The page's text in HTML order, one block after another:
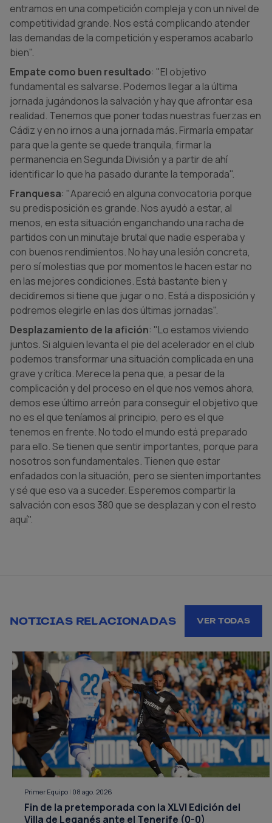
entramos en una competición compleja y con un nivel de
competitividad grande. Nos está complicando atender
las demandas de la competición y esperamos acabarlo
bien".
Empate como buen resultado: "El objetivo
fundamental es salvarse. Podemos llegar a la última
jornada jugándonos la salvación y hay que afrontar esa
realidad. Tenemos que poner todas nuestras fuerzas en
Cádiz y en no irnos a una jornada más. Firmaría empatar
para que la gente se quede tranquila, firmar la
permanencia en Segunda División y a partir de ahí
identificar lo que ha pasado durante la temporada".
Franquesa: "Apareció en alguna convocatoria porque
su predisposición es grande. Nos ayudó a estar, al
menos, en esta situación enganchando una racha de
partidos con un minutaje brutal que nadie esperaba y
con buenos rendimientos. No hay una lesión concreta,
pero sí molestias que por momentos le hacen estar no
en las mejores condiciones. Está bastante bien y
decidiremos si tiene que jugar o no. Está a disposición y
podremos elegirle en las dos últimas jornadas".
Desplazamiento de la afición: "Lo estamos viviendo
juntos. Si alguien levanta el pie del acelerador en el club
podemos transformar una situación complicada en una
grave y crítica. Merece la pena que, a pesar de la
complicación y del proceso en el que nos vemos ahora,
demos ese último arreón para conseguir el objetivo que
no es el que teníamos al principio, pero es el que
tenemos en frente. No todo el mundo está preparado
para ello. Se tienen que sentir importantes, porque para
nosotros son fundamentales. Tienen que estar
enfadados con la situación, pero se sienten importantes
y sé que eso va a suceder. Esperemos compartir la
salvación con esos 380 que se desplazan y con el resto
aquí".
NOTICIAS RELACIONADAS VER TODAS
Primer Equipo | 08 ago. 2026
Fin de la pretemporada con la XLVI Edición del
Villa de Leganés ante el Tenerife (0-0)